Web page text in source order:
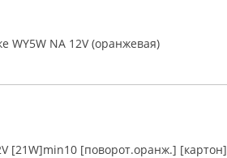
WY5W NA 12V (оранжевая)
[21W]min10 [поворот.оранж.] [картон]